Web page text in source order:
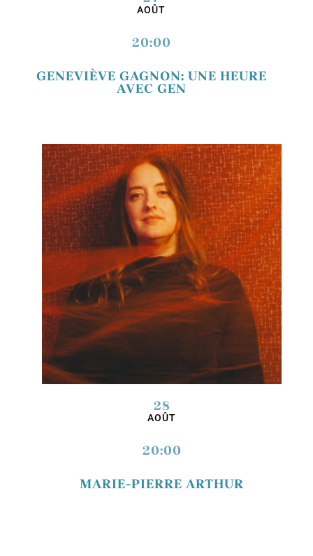
AOÛT
20:00
GENEVIÈVE GAGNON: UNE HEURE
AVEC GEN
28
AOÛT
20:00
MARIE-PIERRE ARTHUR